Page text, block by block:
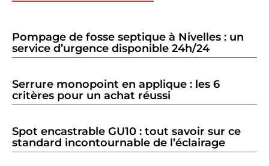
Pompage de fosse septique à Nivelles : un
service d’urgence disponible 24h/24
Serrure monopoint en applique : les 6
critères pour un achat réussi
Spot encastrable GU10 : tout savoir sur ce
standard incontournable de l’éclairage